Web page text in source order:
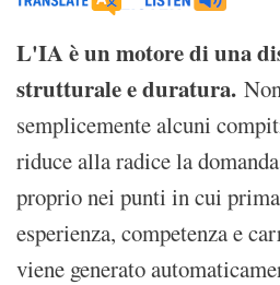
L'IA è un motore di una
strutturale e duratura.
semplicemente alcuni
riduce alla radice la
proprio nei punti in cui
esperienza, competenza e
viene generato